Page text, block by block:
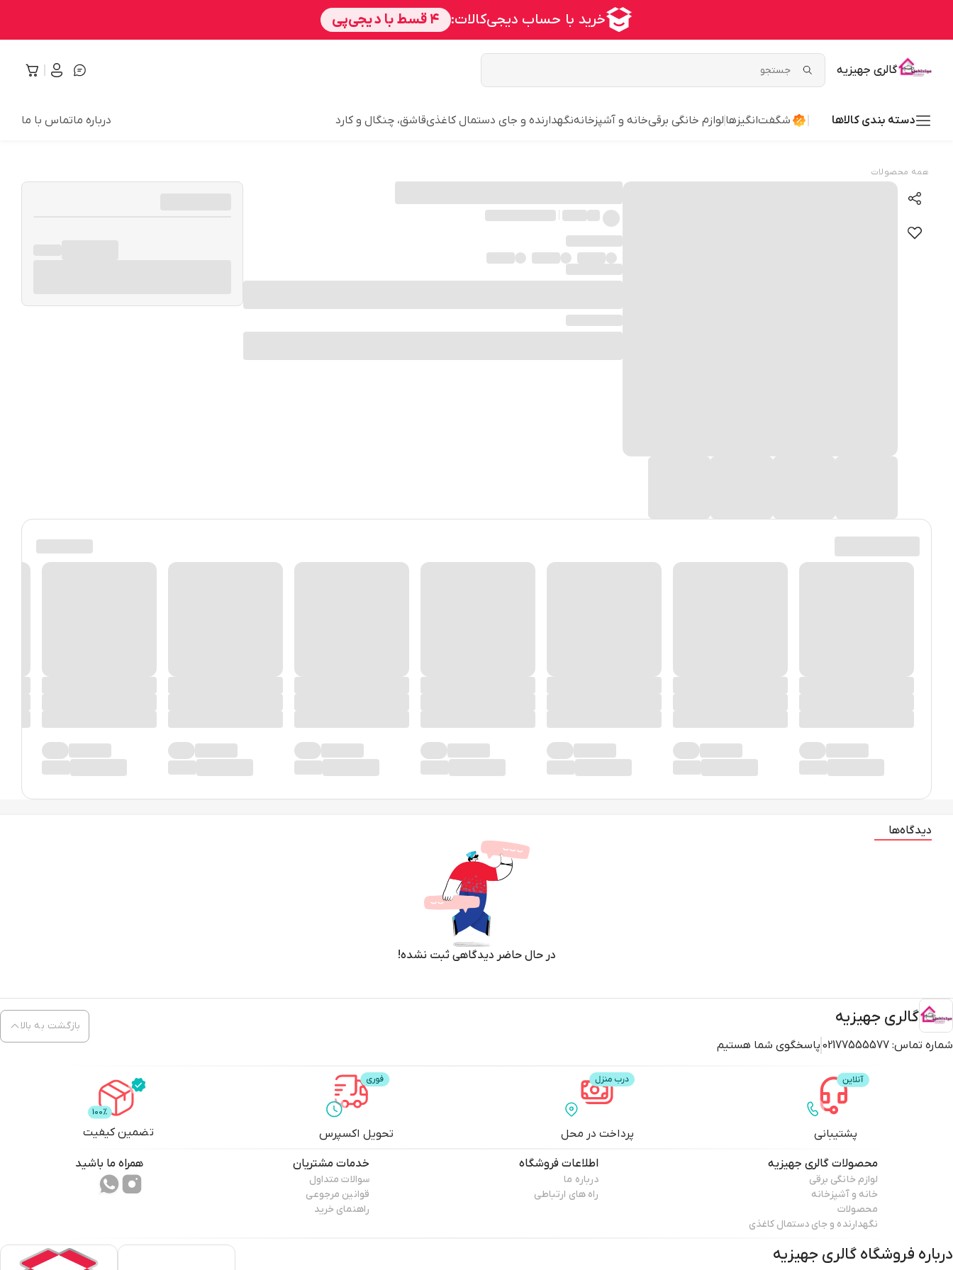
گالری جهیزیه
دسته بندی کالاها شگفت‌انگیزها لوازم خانگی برقیخانه و آشپزخانهنگهدارنده و جای دستمال کاغذیقاشق، چنگال و کارد درباره ماتماس با ما
همه محصولات
دیدگاه‌ها
در حال حاضر دیدگاهی ثبت نشده!
گالری جهیزیه
شماره تماس: 02177555577 پاسخگوی شما هستیم
بازگشت به بالا
پشتیبانی پرداخت در محل تحویل اکسپرس تضمین کیفیت
محصولات گالری جهیزیه
لوازم خانگی برقی
خانه و آشپزخانه
محصولات
نگهدارنده و جای دستمال کاغذی
اطلاعات فروشگاه
درباره ما
راه های ارتباطی
خدمات مشتریان
سوالات متداول
قوانین مرجوعی
راهنمای خرید
همراه ما باشید
درباره فروشگاه گالری جهیزیه